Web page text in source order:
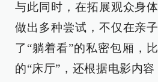
与此同时，在拓展观众身
做出多种尝试，不仅在亲
了“躺着看”的私密包厢，
的“床厅”，还根据电影内